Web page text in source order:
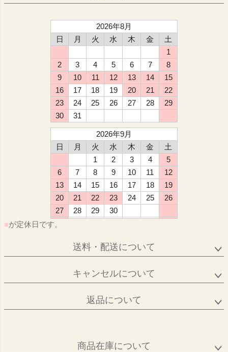
2026年8月
日
月 火 水 木 金
土
1
2
3 4 5 6 7
8
9
10 11 12 13 14
15
16
17 18 19 20 21
22
23
24 25 26 27 28
29
30
31
2026年9月
日
月 火 水 木 金
土
1
2 3 4
5
6
7 8 9 10 11
12
13
14 15 16 17 18
19
20
21 22 23 24 25
26
27
28 29
30
■が定休日です。
送料・配送について
キャンセルについて
返品について
商品在庫について